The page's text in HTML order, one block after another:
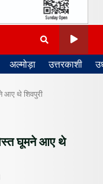
अल्मोड़ा उत्तरकाशी
आए थे शिवपुरी
घूमने आए थे